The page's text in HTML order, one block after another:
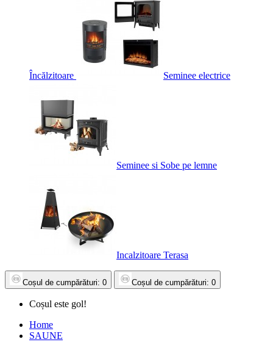
Încălzitoare Seminee electrice
Seminee si Sobe pe lemne
Incalzitoare Terasa
Coșul de cumpărături: 0 Coșul de cumpărături: 0
Coșul este gol!
Home
SAUNE